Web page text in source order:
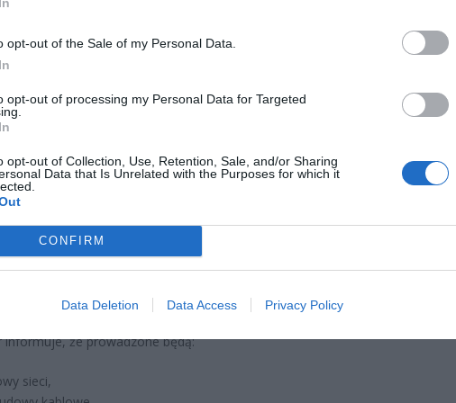
opt-out of the Sale of my Personal Data.
opt-out of processing my Personal Data for Targeted
opt-out of Collection, Use, Retention, Sale, and/or Sharing
Data that Is Unrelated with the Purposes for which it
CONFIRM
Data Deletion Data Access Privacy Policy
wyłączenia potrwają od godziny 8:00 do 16:00. Powodem są
się między innymi:
9,
Rosy 15 oraz 18-22,
Bora-Komorowskiego 6-6A.
informuje, że prowadzone będą:
sieci,